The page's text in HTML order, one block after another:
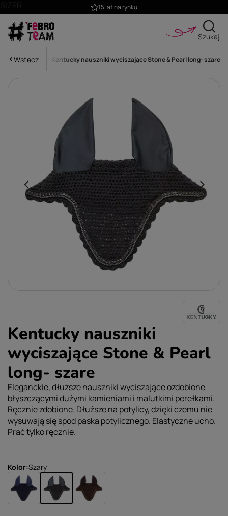
15 lat na rynku
Szukaj
Wstecz
Wyciszające Kentucky nauszniki wyciszające Stone & Pearl long- szare
Kentucky nauszniki
wyciszające Stone & Pearl
long- szare
Eleganckie, dłuższe nauszniki wyciszające ozdobione
błyszczącymi dużymi kamieniami i malutkimi perełkami.
Ręcznie zdobione. Dłuższe na potylicy, dzięki czemu nie
wysuwają się spod paska potylicznego. Elastyczne ucho.
Prać tylko ręcznie.
Kolor Szary